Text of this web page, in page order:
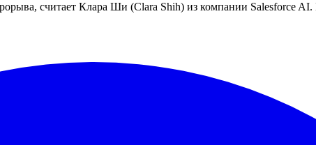
считает Клара Ши (Clara Shih) из компании Salesforce